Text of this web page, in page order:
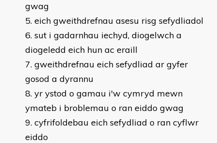
gwag
eich gweithdrefnau asesu risg sefydliadol
sut i gadarnhau iechyd, diogelwch a
diogeledd eich hun ac eraill
gweithdrefnau eich sefydliad ar gyfer
gosod a dyrannu
yr ystod o gamau i'w cymryd mewn
ymateb i broblemau o ran eiddo gwag
cyfrifoldebau eich sefydliad o ran cyflwr
eiddo